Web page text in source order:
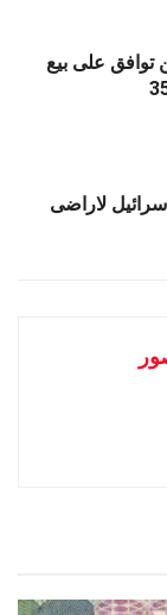
توافق على بيع
لاراضى